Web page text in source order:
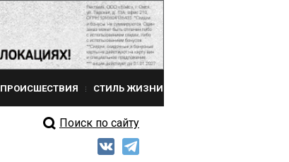
ПРОИСШЕСТВИЯ СТИЛЬ ЖИЗНИ
Поиск по сайту